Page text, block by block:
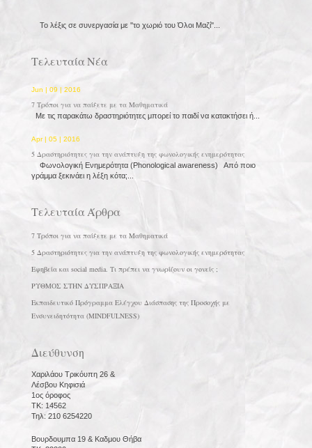
Το λέξις σε συνεργασία με ''το χωριό του Όλοι Μαζί''...
Τελευταία Νέα
Jun | 09 | 2016
7 Τρόποι για να παίξετε με τα Μαθηματικά
Με τις παρακάτω δραστηριότητες μπορεί το παιδί να κατακτήσει ή...
Apr | 05 | 2016
5 Δραστηριότητες για την ανάπτυξη της φωνολογικής ενημερότητας
Φωνολογική Ενημερότητα (Phonological awareness) Από ποιο
γράμμα ξεκινάει η λέξη κότα;...
Τελευταία Άρθρα
7 Τρόποι για να παίξετε με τα Μαθηματικά
5 Δραστηριότητες για την ανάπτυξη της φωνολογικής ενημερότητας
Εφηβεία και social media. Τι πρέπει να γνωρίζουν οι γονείς ;
ΡΥΘΜΟΣ ΣΤΗΝ ΔΥΣΠΡΑΞΙΑ
Εκπαιδευτικό Πρόγραμμα Ελέγχου Διάσπασης της Προσοχής με
Ενσυνειδητότητα (MINDFULNESS)
Διεύθυνση
Χαριλάου Τρικόυπη 26 &
Λέσβου Κηφισιά
1ος όροφος
ΤΚ: 14562
Τηλ: 210 6254220
Βουρδουμπα 19 & Καδμου Θήβα